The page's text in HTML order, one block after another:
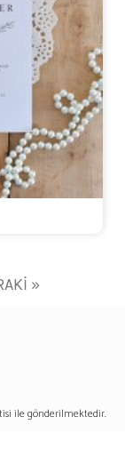
»
ile gönderilmektedir.